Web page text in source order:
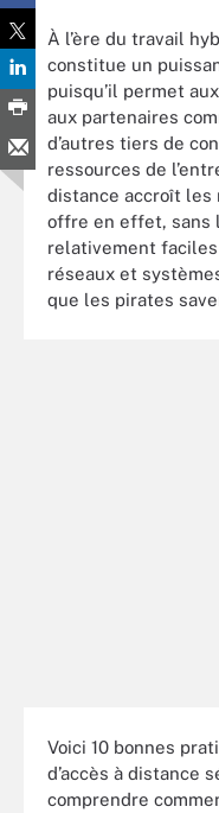
À l’ère du travail
constitue un
puisqu’il permet
aux partenaires
d’autres tiers de
ressources de
distance accroît les
offre en effet, sans
relativement
réseaux et
que les pirates
Voici 10 bonnes
d’accès à distance
comprendre